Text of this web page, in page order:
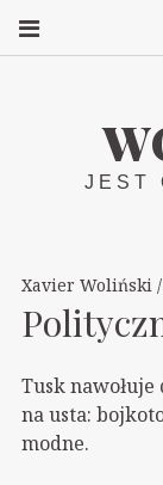
JEST
Xavier Woliński
Tusk
na usta:
modne.